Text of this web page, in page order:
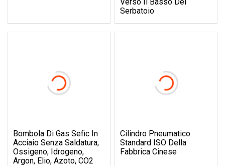
Serbatoio
Bombola Di Gas Sefic In
Acciaio Senza Saldatura,
Ossigeno, Idrogeno,
Argon, Elio, Azoto, CO2
Cilindro Pneumatico
Standard ISO Della
Fabbrica Cinese